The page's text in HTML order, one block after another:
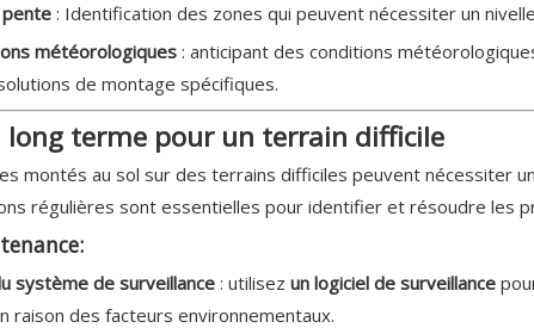
: Identification des zones qui peuvent nécessiter un
météorologiques : anticipant des conditions
de montage spécifiques.
long terme pour un terrain difficile
montés au sol sur des terrains difficiles peuvent nécessiter
régulières sont essentielles pour identifier et résoudre les
système de surveillance : utilisez un logiciel de surveillance
raison des facteurs environnementaux.